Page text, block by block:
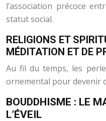
l’association précoce
statut social.
RELIGIONS ET
MÉDITATION ET DE
Au fil du temps, les
ornemental pour devenir
BOUDDHISME : LE
L’ÉVEIL